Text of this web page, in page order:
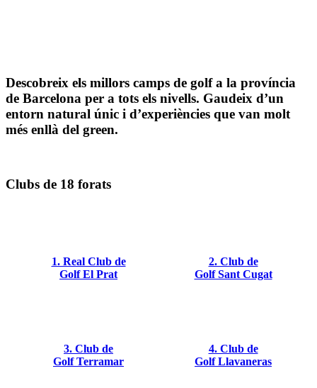
Descobreix els millors camps de golf a la província
de Barcelona per a tots els nivells. Gaudeix d’un
entorn natural únic i d’experiències que van molt
més enllà del green.
Clubs de 18 forats
1. Real Club de
Golf El Prat
2. Club de
Golf Sant Cugat
3. Club de
Golf Terramar
4. Club de
Golf Llavaneras